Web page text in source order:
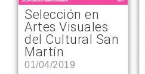
Selección en
Artes Visuales
del Cultural San
Martín
01/04/2019